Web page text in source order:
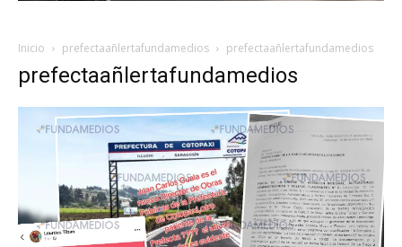
Inicio prefectaañlertafundamedios prefectaañlertafundamedios
prefectaañlertafundamedios